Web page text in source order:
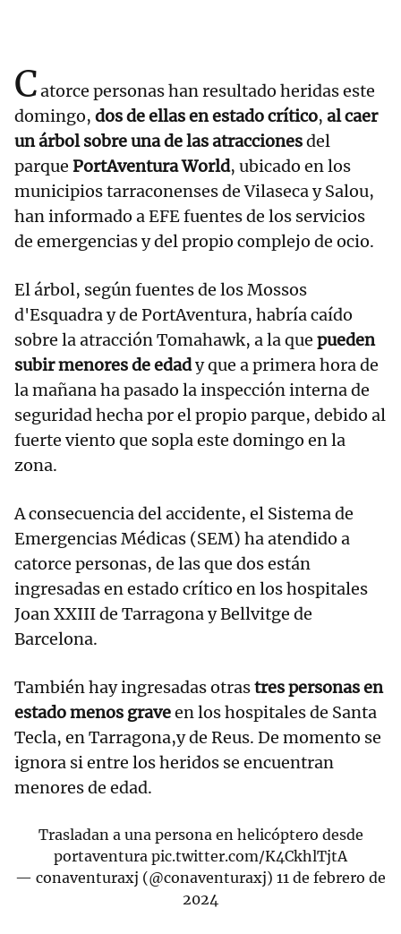
Catorce personas han resultado heridas este
domingo, dos de ellas en estado crítico, al caer
un árbol sobre una de las atraccionesdel
parque PortAventura World, ubicado en los
municipios tarraconenses de Vilaseca y Salou,
han informado a EFE fuentes de los servicios
de emergencias y del propio complejo de ocio.
El árbol, según fuentes de los Mossos
d'Esquadra y de PortAventura, habría caído
sobre la atracción Tomahawk, a la que pueden
subir menores de edady que a primera hora de
la mañana ha pasado la inspección interna de
seguridad hecha por el propio parque, debido al
fuerte viento que sopla este domingo en la
zona.
A consecuencia del accidente, el Sistema de
Emergencias Médicas (SEM) ha atendido a
catorce personas, de las que dos están
ingresadas en estado crítico en los hospitales
Joan XXIII de Tarragona y Bellvitge de
Barcelona.
También hay ingresadas otrastres personas en
estado menos graveen los hospitales de Santa
Tecla, en Tarragona,y de Reus. De momento se
ignora si entre los heridos se encuentran
menores de edad.
Trasladan a una persona en helicóptero desde
portaventura pic.twitter.com/K4CkhlTjtA
— conaventuraxj (@conaventuraxj) 11 de febrero de
2024